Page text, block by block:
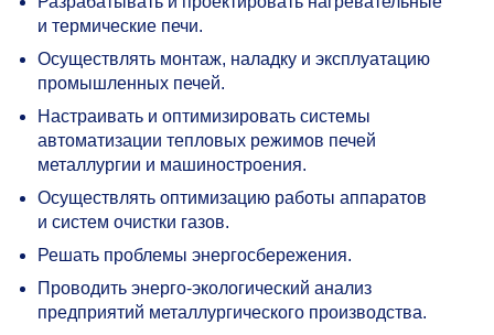
и термические печи.
Осуществлять монтаж, наладку и эксплуатацию
промышленных печей.
Настраивать и оптимизировать системы
автоматизации тепловых режимов печей
металлургии и машиностроения.
Осуществлять оптимизацию работы аппаратов
и систем очистки газов.
Решать проблемы энергосбережения.
Проводить энерго-экологический анализ
предприятий металлургического производства.